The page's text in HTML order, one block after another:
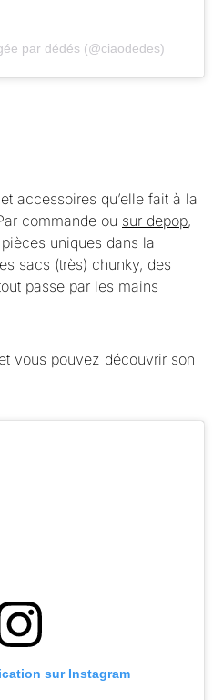
par dédés (@ciaodedes)
accessoires qu’elle fait à la
commande ou sur depop,
uniques dans la
sacs (très) chunky, des
passe par les mains
et vous pouvez découvrir son
sur Instagram